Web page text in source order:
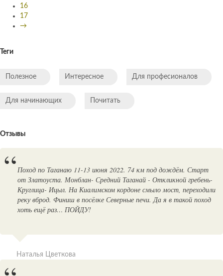
16
17
→
Теги
Полезное Интересное Для професионалов
Для начинающих Почитать
Отзывы
Поход по Таганаю 11-13 июня 2022. 74 км под дождём. Старт
от Златоуста. Монблан- Средний Таганай - Откликной гребень-
Круглица- Ицыл. На Киалимском кордоне смыло мост, переходили
реку вброд. Финиш в посёлке Северные печи. Да я в такой поход
хоть ещё раз… ПОЙДУ!
Наталья Цветкова